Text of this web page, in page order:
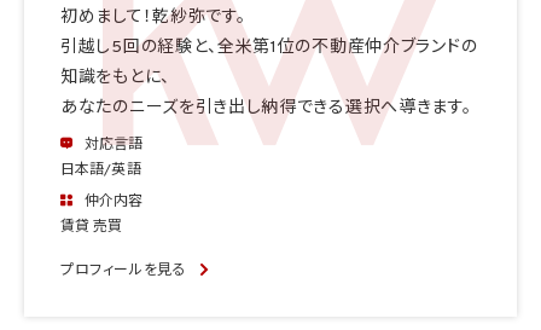
初めまして！乾紗弥です。
引越し5回の経験と、全米第1位の不動産仲介ブランドの
知識をもとに、
あなたのニーズを引き出し納得できる選択へ導きます。
対応言語
日本語/英語
仲介内容
賃貸 売買
プロフィールを見る